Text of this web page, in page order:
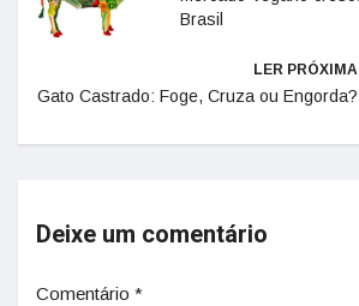
Brasil
LER PRÓXIMA
Gato Castrado: Foge, Cruza ou Engorda?
Deixe um comentário
Comentário *